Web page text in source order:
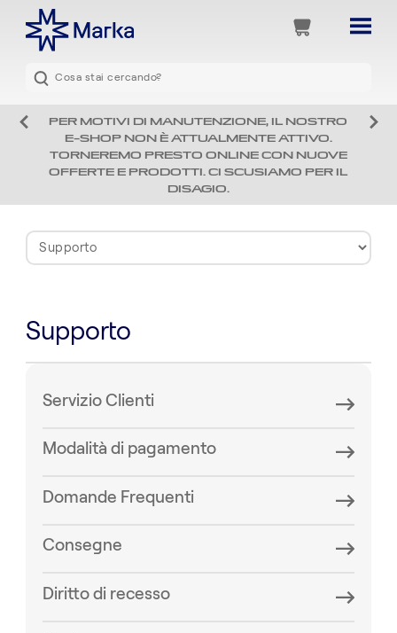
PER MOTIVI DI MANUTENZIONE, IL NOSTRO
E-SHOP NON È ATTUALMENTE ATTIVO.
TORNEREMO PRESTO ONLINE CON NUOVE
OFFERTE E PRODOTTI. CI SCUSIAMO PER IL
DISAGIO.
Supporto
Servizio Clienti
Modalità di pagamento
Domande Frequenti
Consegne
Diritto di recesso